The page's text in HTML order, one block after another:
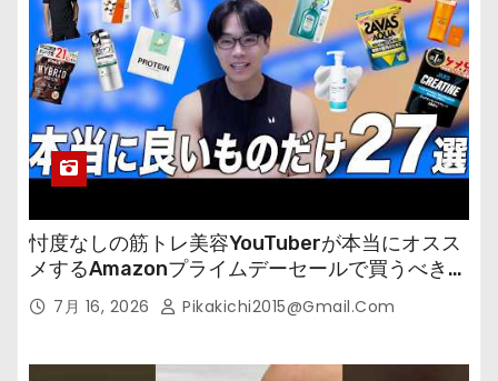
忖度なしの筋トレ美容YouTuberが本当にオスス
メするAmazonプライムデーセールで買うべきも
の 7月 16, 2026 Pikakichi2015@gmail.com